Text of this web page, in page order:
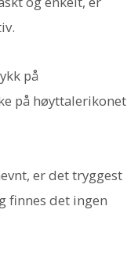
på
på høyttalerikonet
er det tryggest
finnes det ingen